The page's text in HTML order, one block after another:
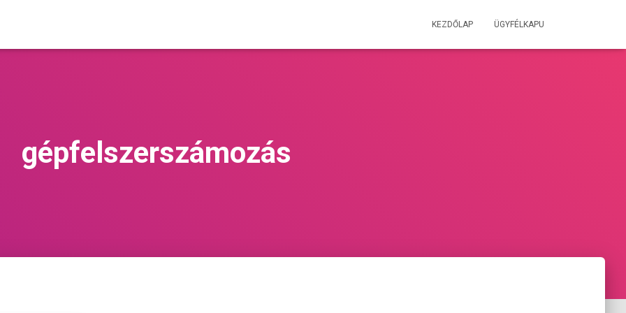
KEZDŐLAP ÜGYFÉLKAPU
gépfelszerszámozás